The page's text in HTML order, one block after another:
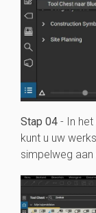
Stap 04 - In
kunt u uw
simpelweg aan